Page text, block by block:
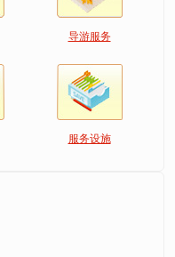
导游服务
服务设施